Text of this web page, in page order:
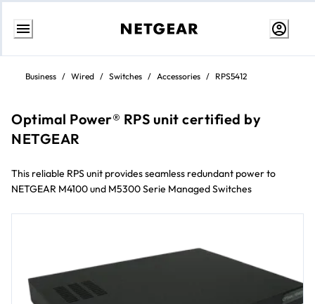
Weiter
InhaltBusiness / Wired / Switches / Accessories / RPS5412
Optimal Power® RPS unit certified by
NETGEAR
This reliable RPS unit provides seamless redundant power to
NETGEAR M4100 und M5300 Serie Managed Switches